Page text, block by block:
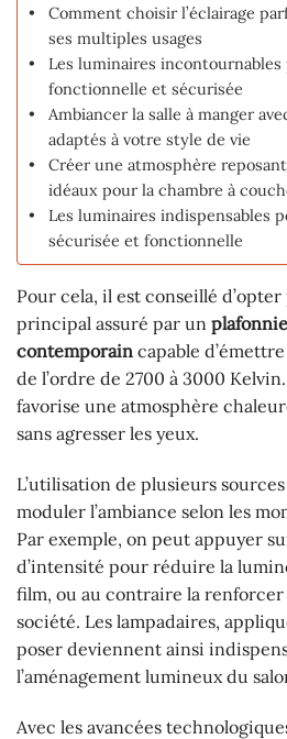
Comment choisir l’éclairage
ses multiples usages
Les luminaires
fonctionnelle et sécurisée
Ambiancer la salle à manger
adaptés à votre style de vie
Créer une atmosphère
idéaux pour la chambre à
Les luminaires indispensables
sécurisée et fonctionnelle
Pour cela, il est conseillé
principal assuré par un
contemporain capable
de l’ordre de 2700 à 3000
favorise une atmosphère
sans agresser les yeux.
L’utilisation de plusieurs
moduler l’ambiance selon les
Par exemple, on peut appuyer
d’intensité pour réduire la
film, ou au contraire la
société. Les lampadaires,
poser deviennent ainsi
l’aménagement lumineux du
Avec les avancées